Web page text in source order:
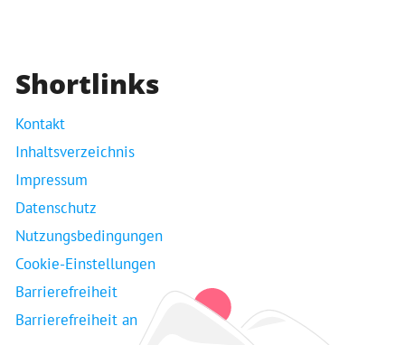
Shortlinks
Kontakt
Inhaltsverzeichnis
Impressum
Datenschutz
Nutzungsbedingungen
Cookie-Einstellungen
Barrierefreiheit
Barrierefreiheit an